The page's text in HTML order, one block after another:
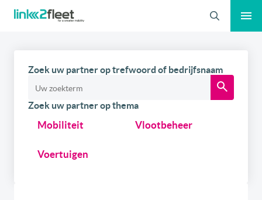
Zoeken
Zoek uw partner op trefwoord of bedrijfsnaam
Zoek uw partner op thema
Mobiliteit Vlootbeheer
Voertuigen